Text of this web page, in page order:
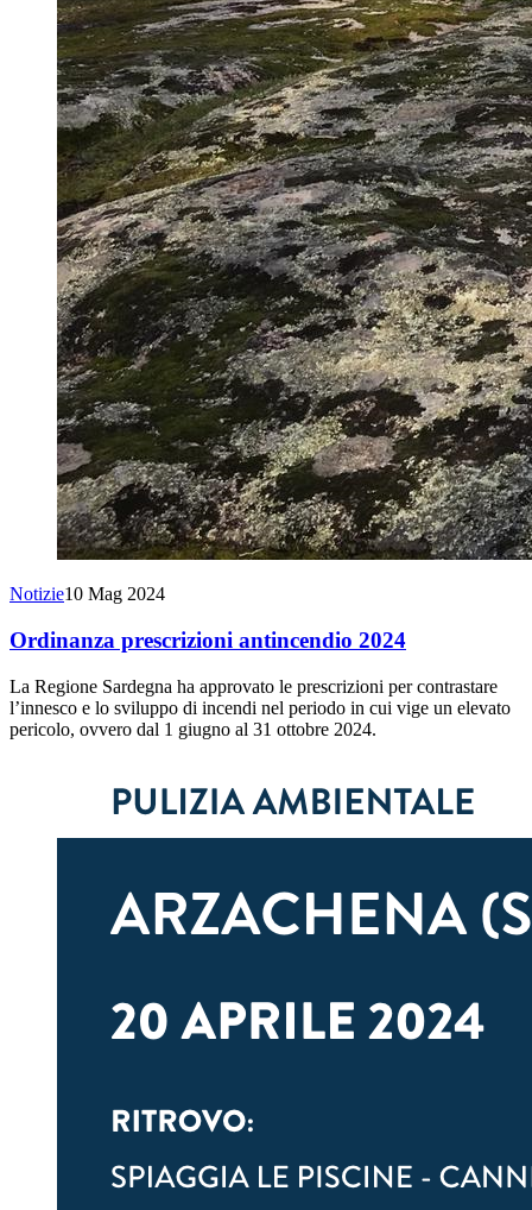
Notizie10 Mag 2024
Ordinanza prescrizioni antincendio 2024
La Regione Sardegna ha approvato le prescrizioni per contrastare
l’innesco e lo sviluppo di incendi nel periodo in cui vige un elevato
pericolo, ovvero dal 1 giugno al 31 ottobre 2024.